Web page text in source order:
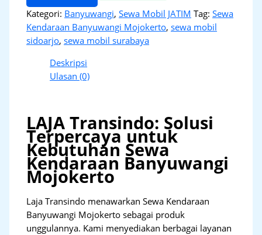
Kategori: Banyuwangi,Sewa Mobil JATIM Tag:Sewa
Kendaraan Banyuwangi Mojokerto,sewa mobil
sidoarjo,sewa mobil surabaya
Deskripsi
Ulasan (0)
LAJA Transindo: Solusi
Terpercaya untuk
Kebutuhan Sewa
Kendaraan Banyuwangi
Mojokerto
Laja Transindo menawarkan Sewa Kendaraan
Banyuwangi Mojokerto sebagai produk
unggulannya. Kami menyediakan berbagai layanan